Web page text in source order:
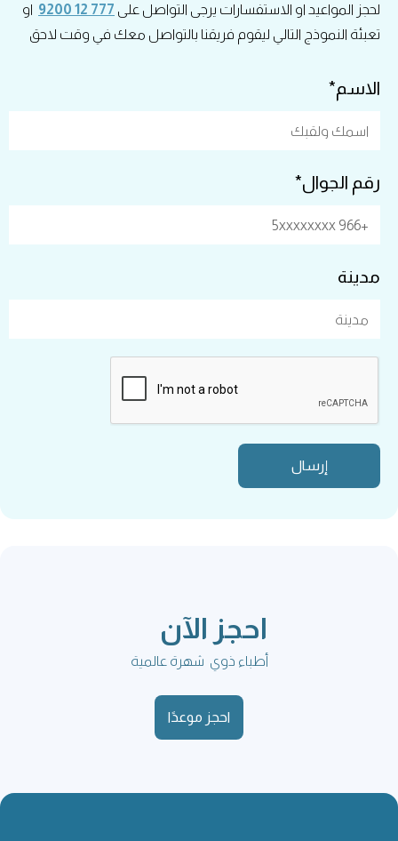
لحجز المواعيد او الاستفسارات يرجى التواصل على 777 12 9200
او
تعبئة النموذج التالي ليقوم فريقنا بالتواصل معك في وقت لاحق
الاسم*
رقم الجوال*
مدينة
احجز الآن
أطباء ذوي شهرة عالمية
احجز موعدًا